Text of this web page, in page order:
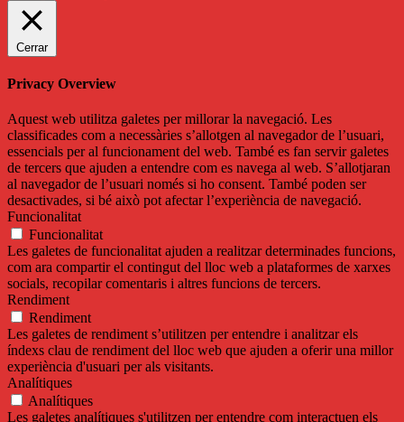
Cerrar
Privacy Overview
Aquest web utilitza galetes per millorar la navegació. Les
classificades com a necessàries s’allotgen al navegador de l’usuari,
essencials per al funcionament del web. També es fan servir galetes
de tercers que ajuden a entendre com es navega al web. S’allotjaran
al navegador de l’usuari només si ho consent. També poden ser
desactivades, si bé això pot afectar l’experiència de navegació.
Funcionalitat
Funcionalitat
Les galetes de funcionalitat ajuden a realitzar determinades funcions,
com ara compartir el contingut del lloc web a plataformes de xarxes
socials, recopilar comentaris i altres funcions de tercers.
Rendiment
Rendiment
Les galetes de rendiment s’utilitzen per entendre i analitzar els
índexs clau de rendiment del lloc web que ajuden a oferir una millor
experiència d'usuari per als visitants.
Analítiques
Analítiques
Les galetes analítiques s'utilitzen per entendre com interactuen els